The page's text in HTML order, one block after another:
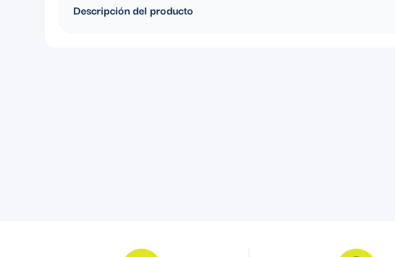
Descripción del producto